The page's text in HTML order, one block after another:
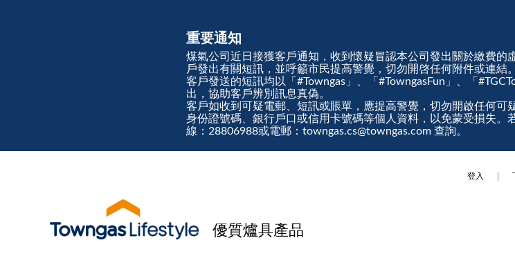
重要通知
煤氣公司近日接獲客戶通知，收到懷疑冒認本公司發出關於繳費的
戶發出有關短訊，並呼籲市民提高警覺，切勿開啓任何附件或連結
客戶發送的短訊均以「#Towngas」、「#TowngasFun」、「
出，協助客戶辨別訊息真偽。
客戶如收到可疑電郵、短訊或賬單，應提高警覺，切勿開啟任何可
身份證號碼、銀行戶口或信用卡號碼等個人資料，以免蒙受損失。
線：28806988或電郵：towngas.cs@towngas.com 查詢。
登入
優質爐具產品